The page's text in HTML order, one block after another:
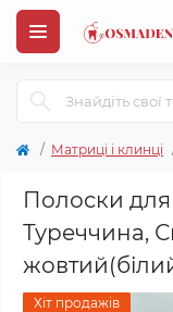
Матриці і клинці
Полоски
Туреччина,
Хіт продажів